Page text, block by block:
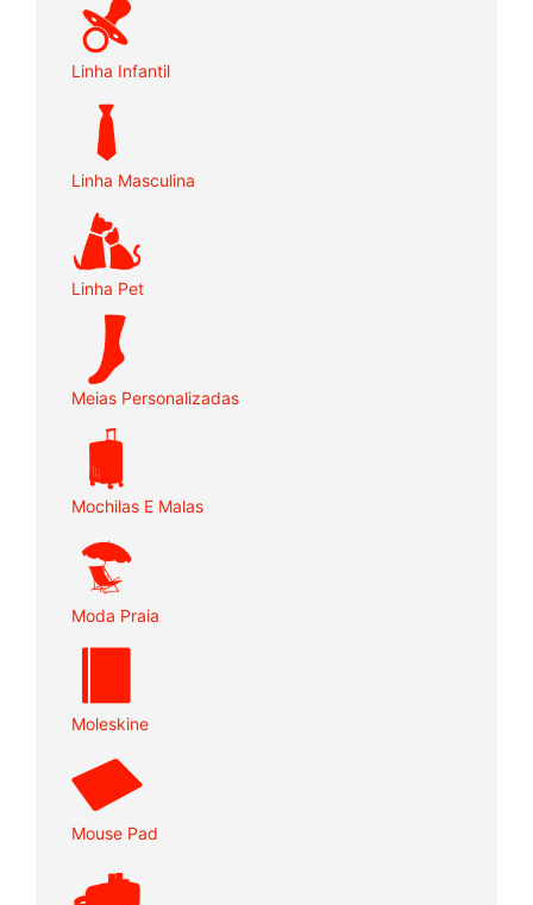
Linha Infantil
Linha Masculina
Linha Pet
Meias Personalizadas
Mochilas E Malas
Moda Praia
Moleskine
Mouse Pad